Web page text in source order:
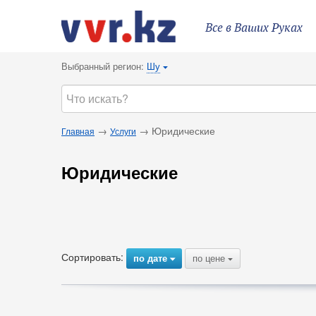
Все в Ваших Руках
Выбранный регион: Шу {
Главная → Услуги → Юридические
Юридические
Сортировать: по дате{ по цене {